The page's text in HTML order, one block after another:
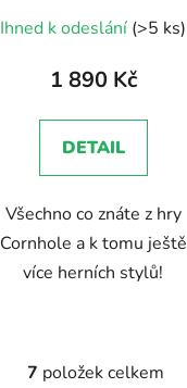
Ihned k odeslání (>5 ks)
1 890 Kč
DETAIL
Všechno co znáte z hry
Cornhole a k tomu ještě
více herních stylů!
7 položek celkem